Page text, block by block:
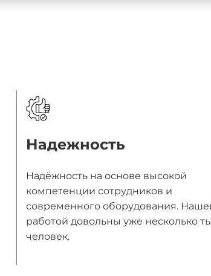
Надежность
Надёжность на основе высокой
компетенции сотрудников и
современного оборудования.
работой довольны уже несколько
человек.